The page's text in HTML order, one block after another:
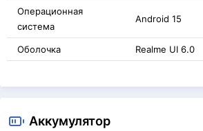
Операционная
система
Android 15
Оболочка Realme UI 6.0
Аккумулятор